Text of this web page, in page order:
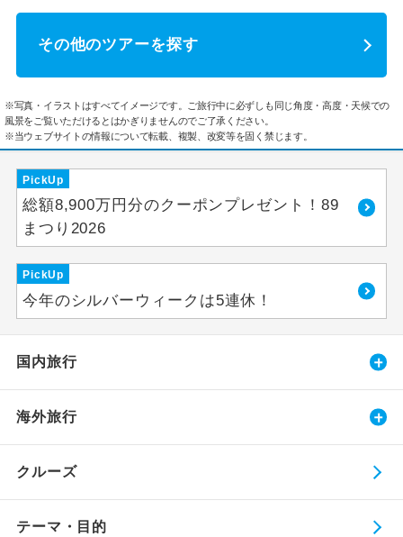
その他のツアーを探す
※写真・イラストはすべてイメージです。ご旅行中に必ずしも同じ角度・高度・天候での
風景をご覧いただけるとはかぎりませんのでご了承ください。
※当ウェブサイトの情報について転載、複製、改変等を固く禁じます。
PickUp
総額8,900万円分のクーポンプレゼント！89
まつり2026
PickUp
今年のシルバーウィークは5連休！
国内旅行
海外旅行
クルーズ
テーマ・目的